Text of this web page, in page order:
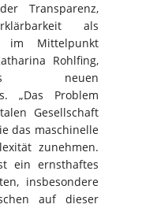
Transparenz,
als
im Mittelpunkt
Rohlfing,
neuen
„Das Problem
Gesellschaft
das maschinelle
zunehmen.
ein ernsthaftes
insbesondere
auf dieser